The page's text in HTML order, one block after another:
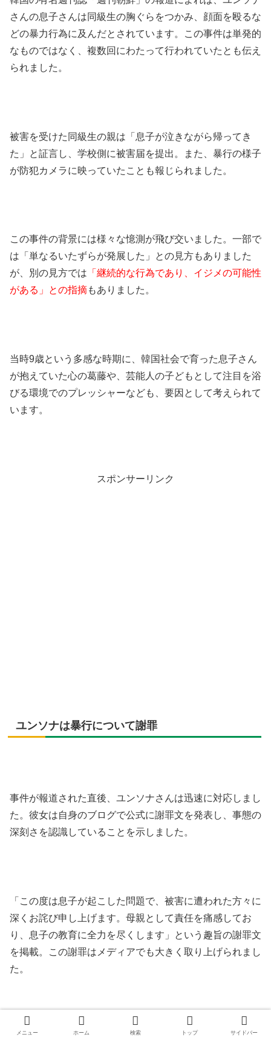
さんの息子さんは同級生の胸ぐらをつかみ、顔面を殴るな
どの暴力行為に及んだとされています。この事件は単発的
なものではなく、複数回にわたって行われていたとも伝え
られました。
被害を受けた同級生の親は「息子が泣きながら帰ってき
た」と証言し、学校側に被害届を提出。また、暴行の様子
が防犯カメラに映っていたことも報じられました。
この事件の背景には様々な憶測が飛び交いました。一部で
は「単なるいたずらが発展した」との見方もありました
が、別の見方では 「継続的な行為であり、イジメの可能性
がある」との指摘もありました。
当時9歳という多感な時期に、韓国社会で育った息子さん
が抱えていた心の葛藤や、芸能人の子どもとして注目を浴
びる環境でのプレッシャーなども、要因として考えられて
います。
スポンサーリンク
ユンソナは暴行について謝罪
事件が報道された直後、ユンソナさんは迅速に対応しまし
た。彼女は自身のブログで公式に謝罪文を発表し、事態の
深刻さを認識していることを示しました。
「この度は息子が起こした問題で、被害に遭われた方々に
深くお詫び申し上げます。母親として責任を痛感してお
り、息子の教育に全力を尽くします」という趣旨の謝罪文
を掲載。この謝罪はメディアでも大きく取り上げられまし
た。
特に注目されたのは、ユンソナさんが「責任逃れをせ
メニュー ホーム 検索 トップ サイドバー